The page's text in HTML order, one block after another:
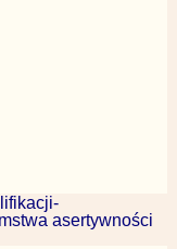
asertywności